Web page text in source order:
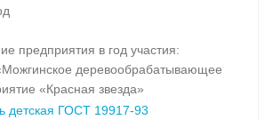
предприятия в год участия:
деревообрабатывающее
«Красная звезда»
детская ГОСТ 19917-93